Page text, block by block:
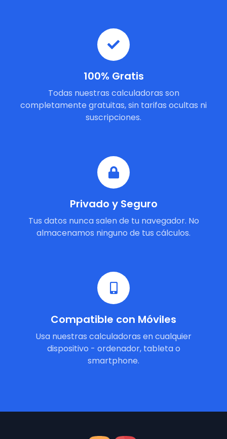
100% Gratis
Todas nuestras calculadoras son
completamente gratuitas, sin tarifas ocultas ni
suscripciones.
Privado y Seguro
Tus datos nunca salen de tu navegador. No
almacenamos ninguno de tus cálculos.
Compatible con Móviles
Usa nuestras calculadoras en cualquier
dispositivo - ordenador, tableta o
smartphone.